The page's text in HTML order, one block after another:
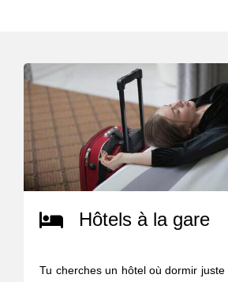
Hôtels à la gare
Tu cherches un hôtel où dormir